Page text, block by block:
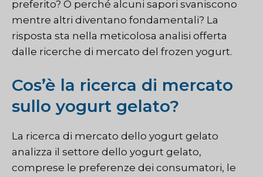
preferito? O perché alcuni sapori svaniscono
mentre altri diventano fondamentali? La
risposta sta nella meticolosa analisi offerta
dalle ricerche di mercato del frozen yogurt.
Cos’è la ricerca di mercato
sullo yogurt gelato?
La ricerca di mercato dello yogurt gelato
analizza il settore dello yogurt gelato,
comprese le preferenze dei consumatori, le